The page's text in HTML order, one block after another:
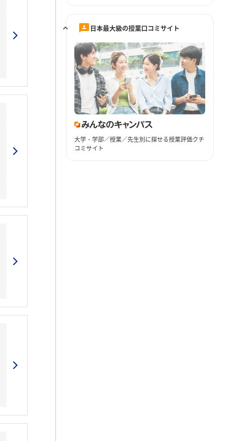
日本最大級の授業口コミサイト
大学・学部／授業／先生別に探せる授業評価クチ
コミサイト